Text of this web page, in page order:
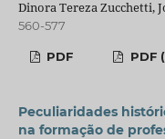
Dinora Tereza Zucchetti,
560-577
PDF PDF
Peculiaridades
na formação de